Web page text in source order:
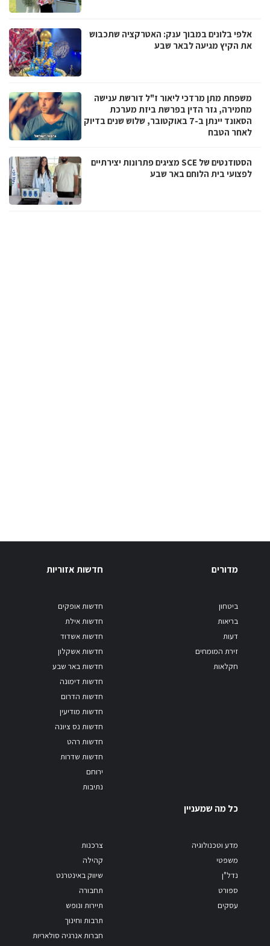
אלפי בלונים במבוך ענק: האטרקציה שתכבוש
את הקיץ מגיעה לבאר שבע
משפחת מתן מרדכי ליאור ז"ל דורשת ענישה
מחמירה, גזר הדין בפרשת ביזת מערכת
הסאונד יינתן ב-7 באוקטובר, שלוש שנים בדיוק
לאחר הטבח
הסטודנטים של SCE מציגים פתרונות יצירתיים
לפצועי בית הלוחם באר שבע
מדורים
ביטחון
בריאות
דעות
זירת המומחים
חקלאות
חדשות אזוריות
חדשות אופקים
חדשות אילת
חדשות אשדוד
חדשות אשקלון
חדשות באר שבע
חדשות דימונה
חדשות הדרום
חדשות מודיעין
חדשות נס ציונה
חדשות רהט
חדשות שדרות
ירוחם
נתיבות
כל מה שמעניין
מדע וטכנולוגיה
משפטי
נדל"ן
ספורט
עסקים
צרכנות
קהילה
שיווק באינטרנט
תחבורה
תיירות ונופש
תרבות וחינוך
חברות אנרגיה סולאריות